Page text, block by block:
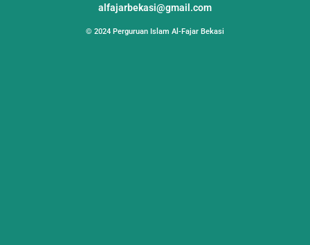
alfajarbekasi@gmail.com
© 2024 Perguruan Islam Al-Fajar Bekasi